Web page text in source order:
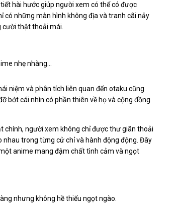
hài hước giúp người xem có thể có được
có những màn hình không địa và tranh cãi nảy
cười thật thoải mái.
nhẹ nhàng…
niệm và phân tích liên quan đến otaku cũng
bớt cái nhìn có phần thiên về họ và cộng đồng
chính, người xem không chỉ được thư giãn thoải
trong từng cử chỉ và hành động động. Đây
anime mang đậm chất tình cảm và ngọt
nhưng không hề thiếu ngọt ngào.